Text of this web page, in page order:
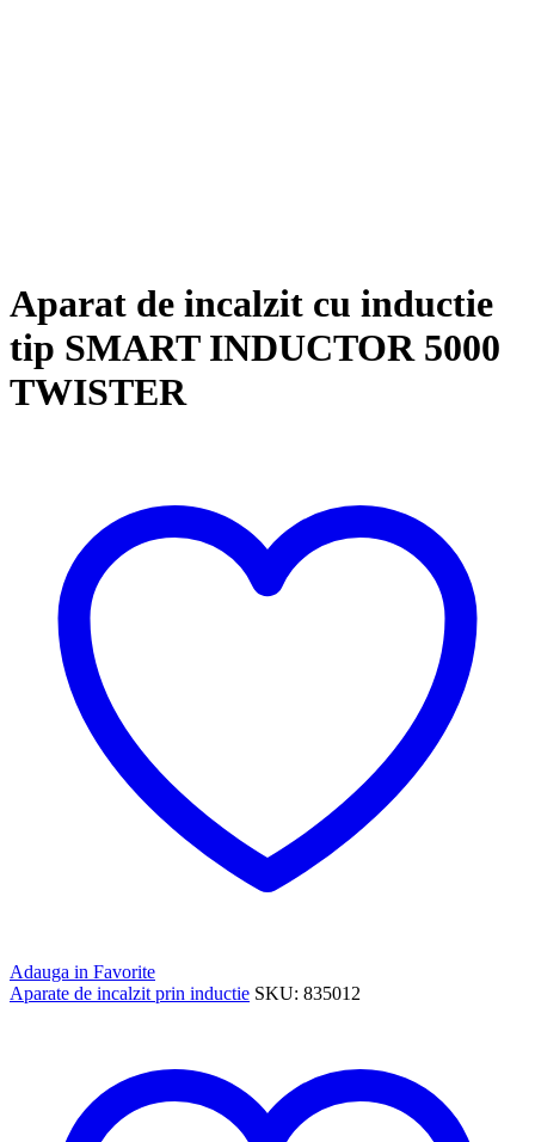
Aparat de incalzit cu inductie
tip SMART INDUCTOR 5000
TWISTER
Adauga in Favorite
Aparate de incalzit prin inductie SKU: 835012